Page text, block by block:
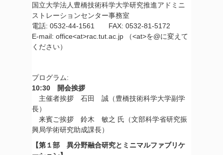
国立大学法人豊橋技術科学大学研究推進アドミニ
ストレーションセンター事務室
電話: 0532-44-1561 FAX: 0532-81-5172
E-mail: office<at>rac.tut.ac.jp （<at>を@に変えて
ください）
プログラム:
10:30 開会挨拶
主催者挨拶 石田 誠（豊橋技術科学大学副学
長）
来賓ご挨拶 鈴木 敏之 氏（文部科学省研究振
興局学術研究助成課長）
【第１部 異分野融合研究とミニマルファブリケ